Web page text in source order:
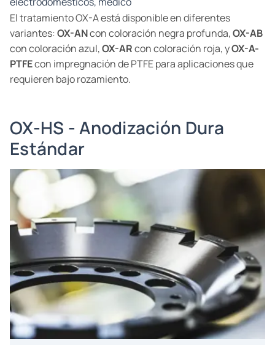
El tratamiento OX-A está disponible en diferentes
variantes: OX-ANcon coloración negra profunda,OX-AB
con coloración azul,OX-ARcon coloración roja, yOX-A-
PTFEcon impregnación de PTFE para aplicaciones que
requieren bajo rozamiento.
OX-HS - Anodización Dura
Estándar